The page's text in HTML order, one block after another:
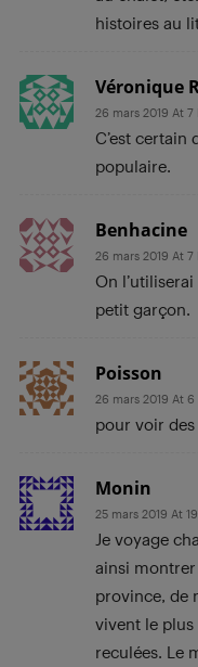
histoires au
Véronique
26 mars 2019 At
C’est certain
populaire.
Benhacine
26 mars 2019 At
On
petit garçon.
Poisson
26 mars 2019 At 6
pour voir
Monin
25 mars 2019 At
Je voyage
ainsi montrer
province, de
vivent le plus
reculées. Le